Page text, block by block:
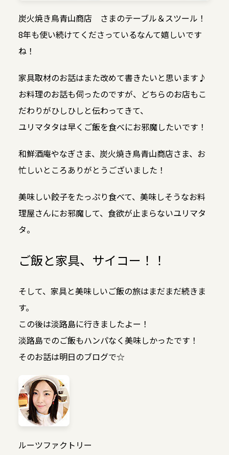
炭火焼き鳥青山商店 さまのテーブル＆スツール！
8年も使い続けてくださっているなんて嬉しいです
ね！
家具取材のお話はまた改めて書きたいと思います♪
お料理のお話も伺ったのですが、どちらのお店もこ
だわりがひしひしと伝わってきて、
ユリマタタは早くご飯を食べにお邪魔したいです！
和鮮酒庵やなぎさま、炭火焼き鳥青山商店さま、お
忙しいところありがとうございました！
美味しい餃子をたっぷり食べて、美味しそうなお料
理屋さんにお邪魔して、食欲が止まらないユリマタ
タ。
ご飯と家具、サイコー！！
そして、家具と美味しいご飯の旅はまだまだ続きま
す。
この後は淡路島に行きましたよー！
淡路島でのご飯もハンパなく美味しかったです！
そのお話は明日のブログで☆
ルーツファクトリー